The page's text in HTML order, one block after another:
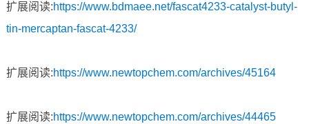
扩展阅读:https://www.bdmaee.net/fascat4233-catalyst-butyl-
tin-mercaptan-fascat-4233/
扩展阅读:https://www.newtopchem.com/archives/45164
扩展阅读:https://www.newtopchem.com/archives/44465